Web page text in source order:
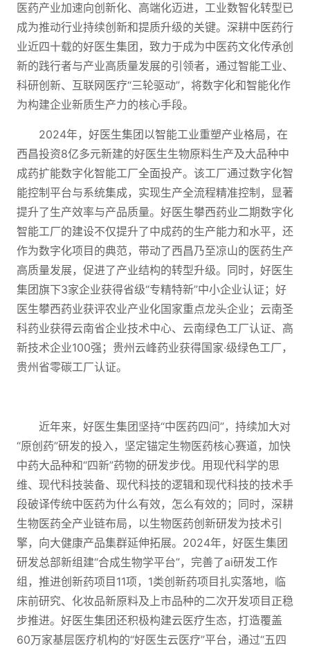
医药产业加速向创新化、高端化迈进，工业数智化转型已
成为推动行业持续创新和提质升级的关键。深耕中医药行
业近四十载的好医生集团，致力于成为中医药文化传承创
新的践行者与产业高质量发展的引领者，通过智能工业、
科研创新、互联网医疗“三轮驱动”，将数字化和智能化作
为构建企业新质生产力的核心手段。
2024年，好医生集团以智能工业重塑产业格局，在
西昌投资8亿多元新建的好医生生物原料生产及大品种中
成药扩能数字化智能工厂全面投产。该工厂通过数字化智
能控制平台与系统集成，实现生产全流程精准控制，显著
提升了生产效率与产品质量。好医生攀西药业二期数字化
智能工厂的建设不仅提升了中成药的生产能力和水平，还
作为数字化项目的典范，带动了西昌乃至凉山的医药生产
高质量发展，促进了产业结构的转型升级。同时，好医生
集团旗下3家企业获得省级“专精特新”中小企业认证；好
医生攀西药业获评农业产业化国家重点龙头企业；云南圣
科药业获得云南省企业技术中心、云南绿色工厂认证、高
新技术企业100强；贵州云峰药业获得国家·级绿色工厂，
贵州省零碳工厂认证。
近年来，好医生集团坚持“中医药四问”，持续加大对
“原创药”研发的投入，坚定锚定生物医药核心赛道，加快
中药大品种和“四新”药物的研发步伐。用现代科学的思
维、现代科技装备、现代科技的逻辑和现代科技的技术手
段破译传统中医药为什么有效，怎么有效的；同时，深耕
生物医药全产业链布局，以生物医药创新研发为技术引
擎，向大健康产品集群延伸拓展。2024年，好医生集团
研发总部新组建“合成生物学平台”，完善了ai研发工作
组，推进创新药项目11项，1类创新药项目扎实落地，临
床前研究、化妆品新原料及上市品种的二次开发项目正稳
步推进。好医生集团还积极构建云医疗生态，打造覆盖
60万家基层医疗机构的“好医生云医疗”平台，通过“五四